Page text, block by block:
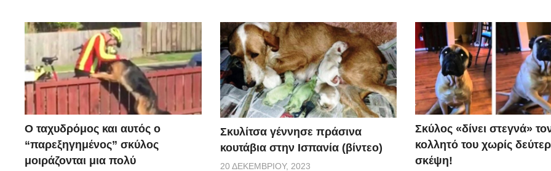
Ο ταχυδρόμος και αυτός ο
“παρεξηγημένος” σκύλος
μοιράζονται μια πολύ
Σκυλίτσα γέννησε πράσινα
κουτάβια στην Ισπανία (βίντεο)
20 ΔΕΚΕΜΒΡΊΟΥ, 2023
Σκύλος «δίνει στεγνά»
κολλητό του χωρίς
σκέψη!